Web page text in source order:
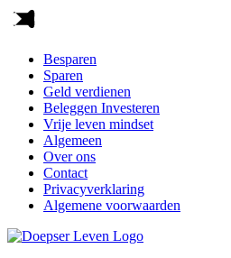
Besparen
Sparen
Geld verdienen
Beleggen Investeren
Vrije leven mindset
Algemeen
Over ons
Contact
Privacyverklaring
Algemene voorwaarden